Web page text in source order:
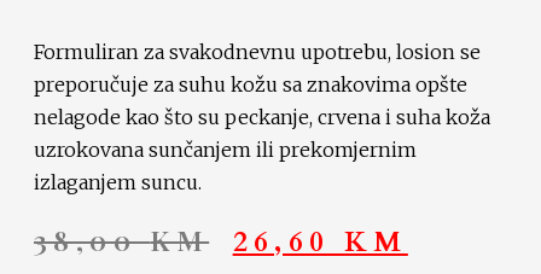
Formuliran za svakodnevnu upotrebu, losion se
preporučuje za suhu kožu sa znakovima opšte
nelagode kao što su peckanje, crvena i suha koža
uzrokovana sunčanjem ili prekomjernim
izlaganjem suncu.
38,00KM 26,60KM